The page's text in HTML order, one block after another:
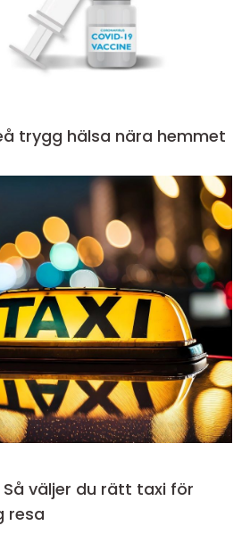
Vaccination i luleå trygg hälsa nära hemmet
väljer du rätt taxi för
resa